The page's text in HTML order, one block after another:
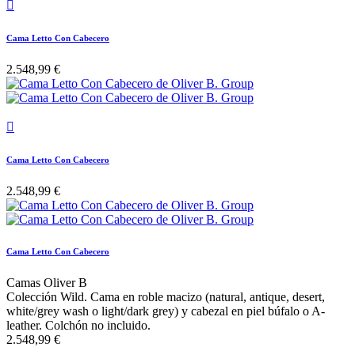

Cama Letto Con Cabecero
2.548,99 €

Cama Letto Con Cabecero
2.548,99 €
Cama Letto Con Cabecero
Camas Oliver B
Colección Wild. Cama en roble macizo (natural, antique, desert,
white/grey wash o light/dark grey) y cabezal en piel búfalo o A-
leather. Colchón no incluido.
2.548,99 €